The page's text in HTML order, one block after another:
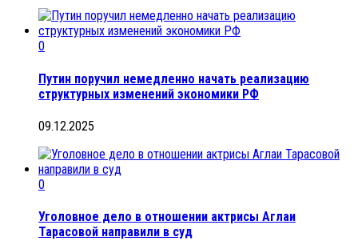
0
Путин поручил немедленно начать реализацию
структурных изменений экономики РФ
09.12.2025
0
Уголовное дело в отношении актрисы Аглаи
Тарасовой направили в суд